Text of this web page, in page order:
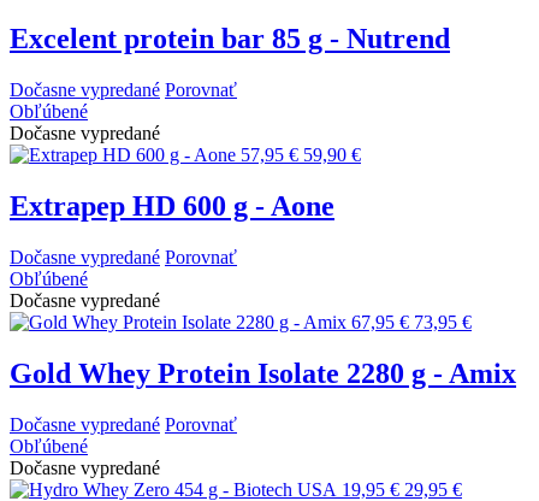
Excelent protein bar 85 g - Nutrend
Dočasne vypredané Porovnať
Obľúbené
Dočasne vypredané
57,95 € 59,90 €
Extrapep HD 600 g - Aone
Dočasne vypredané Porovnať
Obľúbené
Dočasne vypredané
67,95 € 73,95 €
Gold Whey Protein Isolate 2280 g - Amix
Dočasne vypredané Porovnať
Obľúbené
Dočasne vypredané
19,95 € 29,95 €